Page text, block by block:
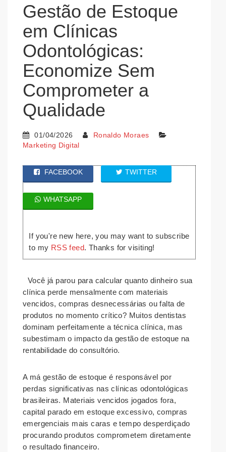
Gestão de Estoque
em Clínicas
Odontológicas:
Economize Sem
Comprometer a
Qualidade
01/04/2026
Ronaldo Moraes
Marketing Digital
FACEBOOK TWITTER
WHATSAPP
If you're new here, you may want to subscribe
to my RSS feed. Thanks for visiting!
Você já parou para calcular quanto dinheiro sua
clínica perde mensalmente com materiais
vencidos, compras desnecessárias ou falta de
produtos no momento crítico? Muitos dentistas
dominam perfeitamente a técnica clínica, mas
subestimam o impacto da gestão de estoque na
rentabilidade do consultório.
A má gestão de estoque é responsável por
perdas significativas nas clínicas odontológicas
brasileiras. Materiais vencidos jogados fora,
capital parado em estoque excessivo, compras
emergenciais mais caras e tempo desperdiçado
procurando produtos comprometem diretamente
o resultado financeiro.